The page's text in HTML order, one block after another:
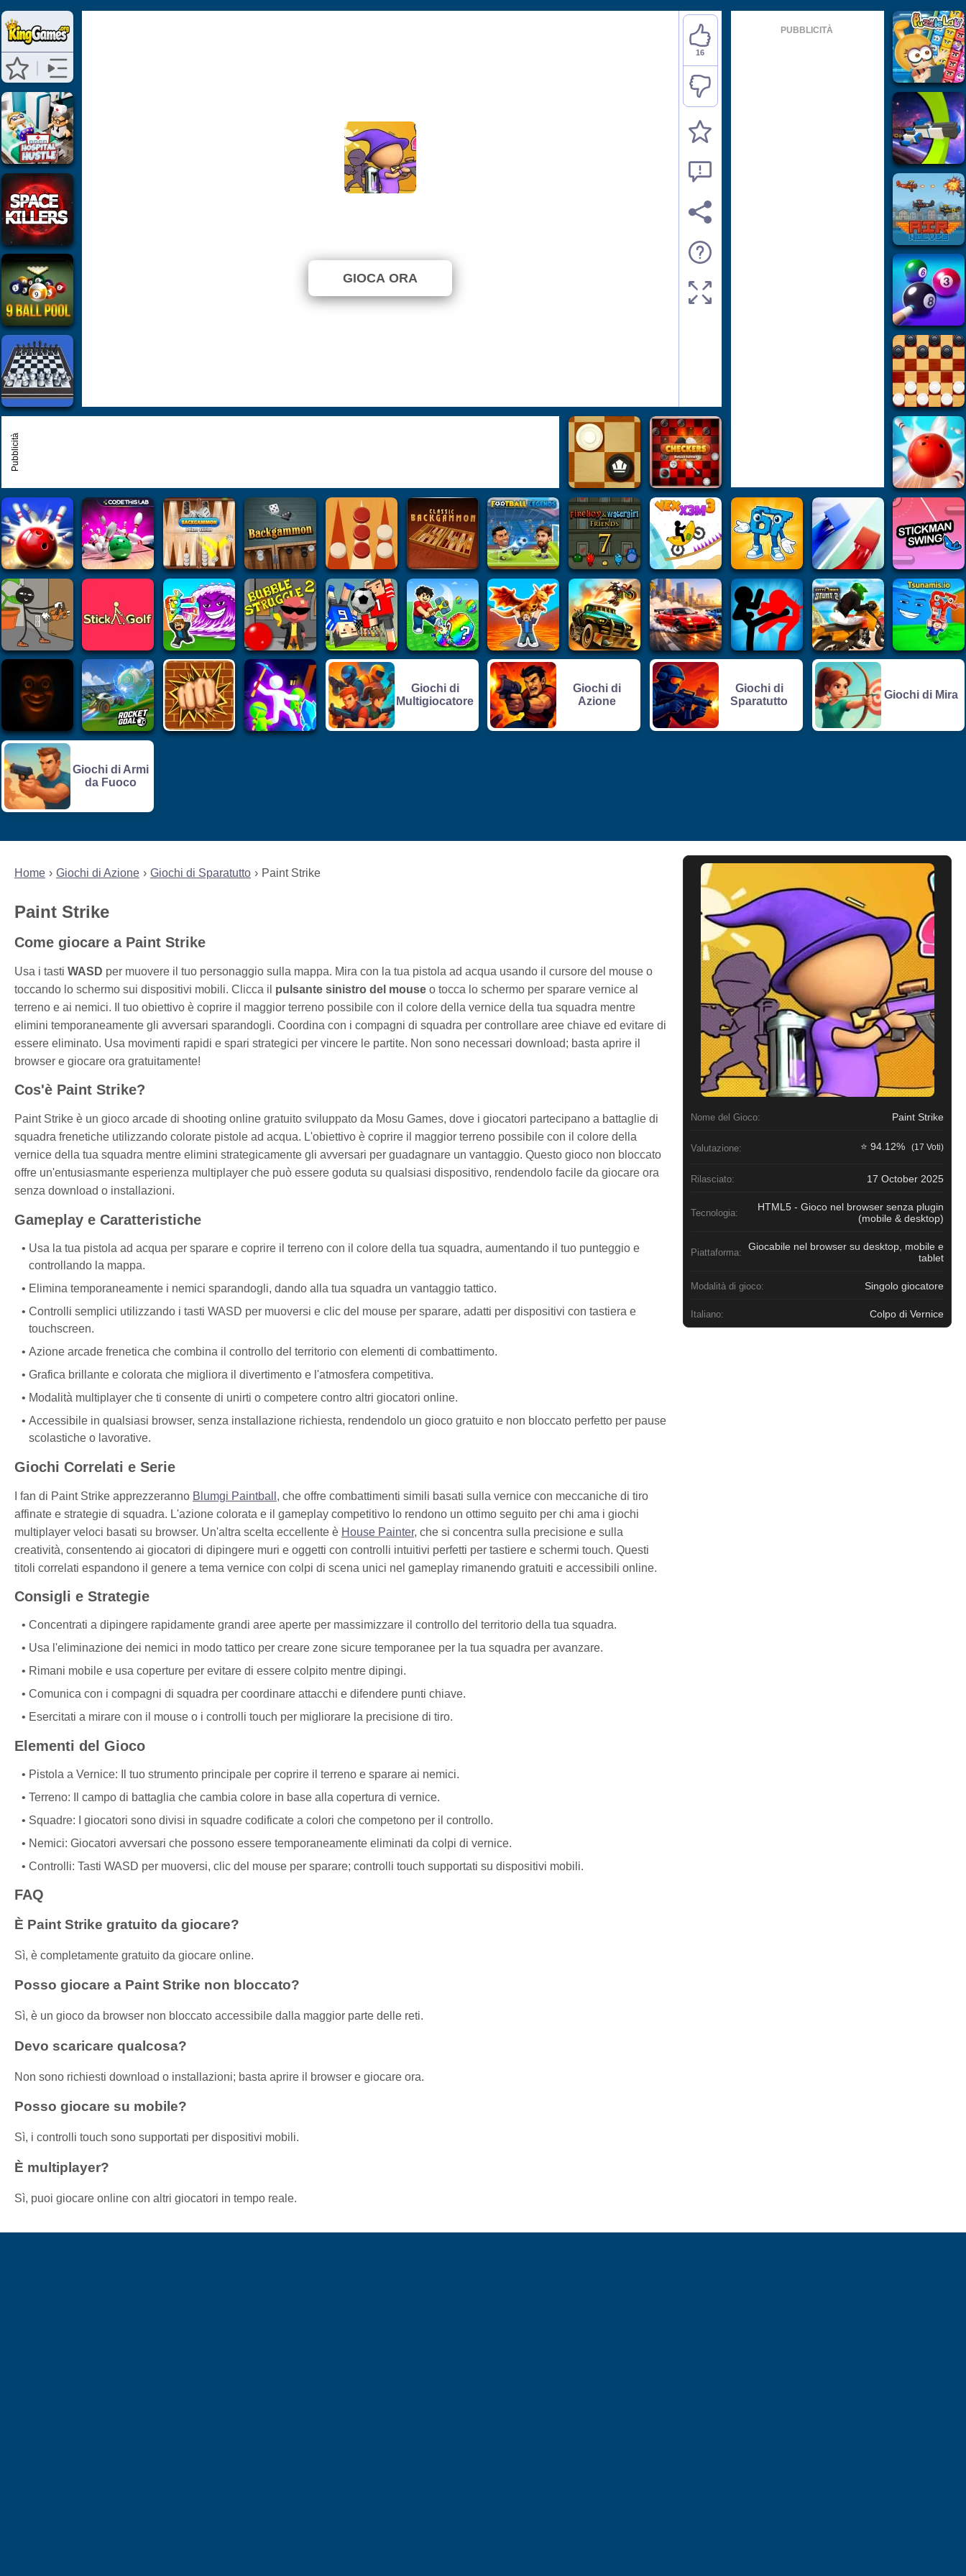
Home Giochi di Azione Giochi di Sparatutto Paint Strike
Paint Strike
Come giocare a Paint Strike
Usa i tasti WASD per muovere il tuo personaggio sulla mappa. Mira con la tua pistola ad acqua usando il cursore del mouse o
toccando lo schermo sui dispositivi mobili. Clicca il pulsante sinistro del mouse o tocca lo schermo per sparare vernice al
terreno e ai nemici. Il tuo obiettivo è coprire il maggior terreno possibile con il colore della vernice della tua squadra mentre
elimini temporaneamente gli avversari sparandogli. Coordina con i compagni di squadra per controllare aree chiave ed evitare di
essere eliminato. Usa movimenti rapidi e spari strategici per vincere le partite. Non sono necessari download; basta aprire il
browser e giocare ora gratuitamente!
Cos'è Paint Strike?
Paint Strike è un gioco arcade di shooting online gratuito sviluppato da Mosu Games, dove i giocatori partecipano a battaglie di
squadra frenetiche utilizzando colorate pistole ad acqua. L'obiettivo è coprire il maggior terreno possibile con il colore della
vernice della tua squadra mentre elimini strategicamente gli avversari per guadagnare un vantaggio. Questo gioco non bloccato
offre un'entusiasmante esperienza multiplayer che può essere goduta su qualsiasi dispositivo, rendendolo facile da giocare ora
senza download o installazioni.
Gameplay e Caratteristiche
Usa la tua pistola ad acqua per sparare e coprire il terreno con il colore della tua squadra, aumentando il tuo punteggio e
controllando la mappa.
Elimina temporaneamente i nemici sparandogli, dando alla tua squadra un vantaggio tattico.
Controlli semplici utilizzando i tasti WASD per muoversi e clic del mouse per sparare, adatti per dispositivi con tastiera e
touchscreen.
Azione arcade frenetica che combina il controllo del territorio con elementi di combattimento.
Grafica brillante e colorata che migliora il divertimento e l'atmosfera competitiva.
Modalità multiplayer che ti consente di unirti o competere contro altri giocatori online.
Accessibile in qualsiasi browser, senza installazione richiesta, rendendolo un gioco gratuito e non bloccato perfetto per pause
scolastiche o lavorative.
Giochi Correlati e Serie
I fan di Paint Strike apprezzeranno Blumgi Paintball , che offre combattimenti simili basati sulla vernice con meccaniche di tiro
affinate e strategie di squadra. L'azione colorata e il gameplay competitivo lo rendono un ottimo seguito per chi ama i giochi
multiplayer veloci basati su browser. Un'altra scelta eccellente è House Painter, che si concentra sulla precisione e sulla
creatività, consentendo ai giocatori di dipingere muri e oggetti con controlli intuitivi perfetti per tastiere e schermi touch. Questi
titoli correlati espandono il genere a tema vernice con colpi di scena unici nel gameplay rimanendo gratuiti e accessibili online.
Consigli e Strategie
Concentrati a dipingere rapidamente grandi aree aperte per massimizzare il controllo del territorio della tua squadra.
Usa l'eliminazione dei nemici in modo tattico per creare zone sicure temporanee per la tua squadra per avanzare.
Rimani mobile e usa coperture per evitare di essere colpito mentre dipingi.
Comunica con i compagni di squadra per coordinare attacchi e difendere punti chiave.
Esercitati a mirare con il mouse o i controlli touch per migliorare la precisione di tiro.
Elementi del Gioco
Pistola a Vernice: Il tuo strumento principale per coprire il terreno e sparare ai nemici.
Terreno: Il campo di battaglia che cambia colore in base alla copertura di vernice.
Squadre: I giocatori sono divisi in squadre codificate a colori che competono per il controllo.
Nemici: Giocatori avversari che possono essere temporaneamente eliminati da colpi di vernice.
Controlli: Tasti WASD per muoversi, clic del mouse per sparare; controlli touch supportati su dispositivi mobili.
FAQ
È Paint Strike gratuito da giocare?
Sì, è completamente gratuito da giocare online.
Posso giocare a Paint Strike non bloccato?
Sì, è un gioco da browser non bloccato accessibile dalla maggior parte delle reti.
Devo scaricare qualcosa?
Non sono richiesti download o installazioni; basta aprire il browser e giocare ora.
Posso giocare su mobile?
Sì, i controlli touch sono supportati per dispositivi mobili.
È multiplayer?
Sì, puoi giocare online con altri giocatori in tempo reale.
Nome del Gioco: Paint Strike
Valutazione: ⭐ 94.12% (17 Voti)
Rilasciato: 17 October 2025
Tecnologia:
HTML5 - Gioco nel browser senza plugin
(mobile & desktop)
Piattaforma:
Giocabile nel browser su desktop, mobile e
tablet
Modalità di gioco: Singolo giocatore
Italiano: Colpo di Vernice
GIOCA ORA
16
Pubblicità
PUBBLICITÀ
Giochi di
Multigiocatore
Giochi di
Azione
Giochi di
Sparatutto
Giochi di Mira
Giochi di Armi
da Fuoco